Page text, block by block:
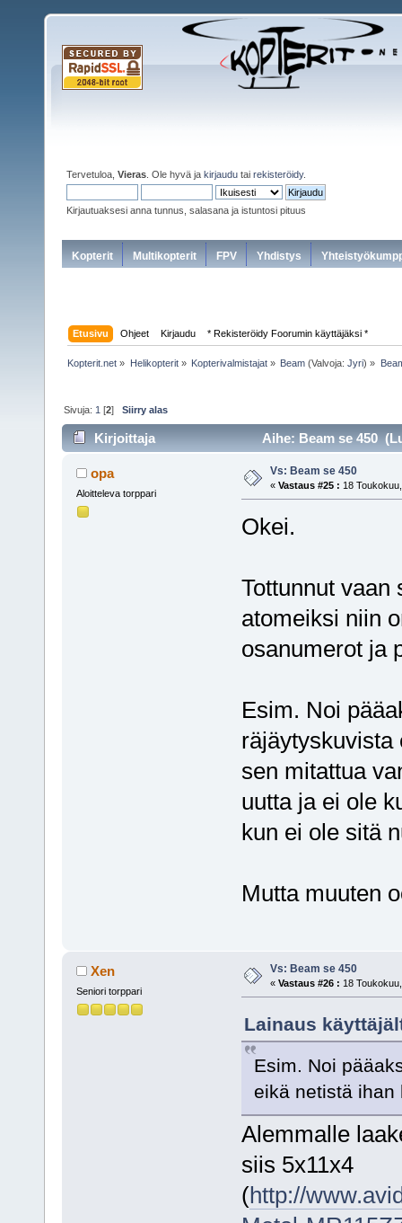
Tervetuloa, Vieras . Ole hyvä ja kirjaudu tai rekisteröidy.
Kirjautuaksesi anna tunnus, salasana ja istuntosi pituus
Kopterit Multikopterit FPV Yhdistys
Etusivu Ohjeet Kirjaudu * Rekisteröidy Foorumin käyttäjäksi *
Kopterit.net » Helikopterit» Kopterivalmistajat» Beam (Valvoja:Jyri) »
Sivuja: 1 [2]Siirry alas
Kirjoittaja Aihe: Beam se 450
opa
Aloitteleva torppari
Vs: Beam se 450
« Vastaus #25 : 18
Okei.
Tottunnut vaan
atomeiksi niin
osanumerot ja
Esim. Noi
räjäytyskuvista
sen mitattua
uutta ja ei ole
kun ei ole sitä
Mutta muuten
Xen
Seniori torppari
Vs: Beam se 450
« Vastaus #26 : 18
Lainaus
Esim. Noi
eikä netistä ihan
Alemmalle
siis 5x11x4
(http://